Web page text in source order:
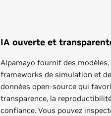
IA ouverte et
Alpamayo fournit des modèles,
frameworks de simulation et
données open-source qui
transparence, la
confiance. Vous pouvez